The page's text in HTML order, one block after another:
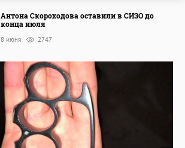
Антона Скороходова оставили в СИЗО до
конца июля
8 июня 2747